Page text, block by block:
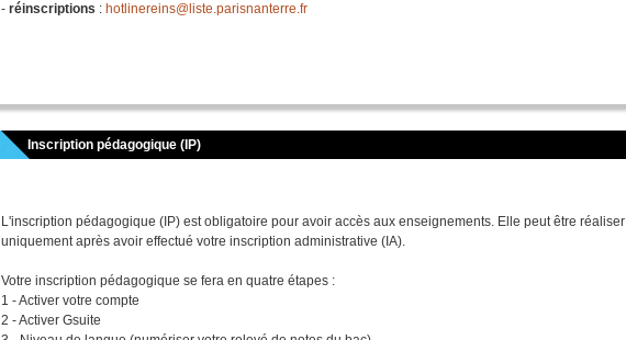
-réinscriptions : hotlinereins@liste.parisnanterre.fr
Inscription pédagogique (IP)
L'inscription pédagogique (IP) est obligatoire pour avoir accès aux enseignements. Elle peut être réaliser
uniquement après avoir effectué votre inscription administrative (IA).
Votre inscription pédagogique se fera en quatre étapes :
1 - Activer votre compte
2 - Activer Gsuite